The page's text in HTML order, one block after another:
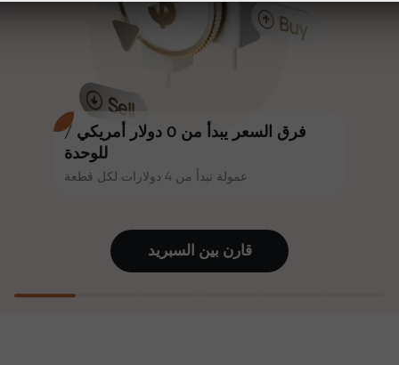
فرق السعر يبدأ من 0 دولار أمريكي /
للوحدة
عمولة تبدأ من 4 دولارات لكل قطعة
تتشارك سرعة المسار وسرعة التداول
نفس القيم. يُضفي أليش لوبرايس
عناصر الحماس والانضباط على عالم
التداول، ويعمل كشريك يُلهم العملاء
لتحقيق أهداف طموحة.
إنستا فوركس على هاتف آيفون أو ماك
بوك أو رحلة أحلامه بمجرد إيداعه مبلغًا
من المال.
مكافأة تصل إلى 1000 ضعف - أكبر
قارن بين السبرید